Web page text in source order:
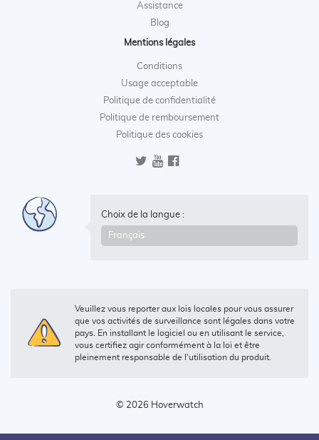
Assistance
Blog
Mentions légales
Conditions
Usage acceptable
Politique de confidentialité
Politique de remboursement
Politique des cookies
Choix de la langue :
Veuillez vous reporter aux lois locales pour vous assurer
que vos activités de surveillance sont légales dans votre
pays. En installant le logiciel ou en utilisant le service,
vous certifiez agir conformément à la loi et être
pleinement responsable de l'utilisation du produit.
© 2026 Hoverwatch